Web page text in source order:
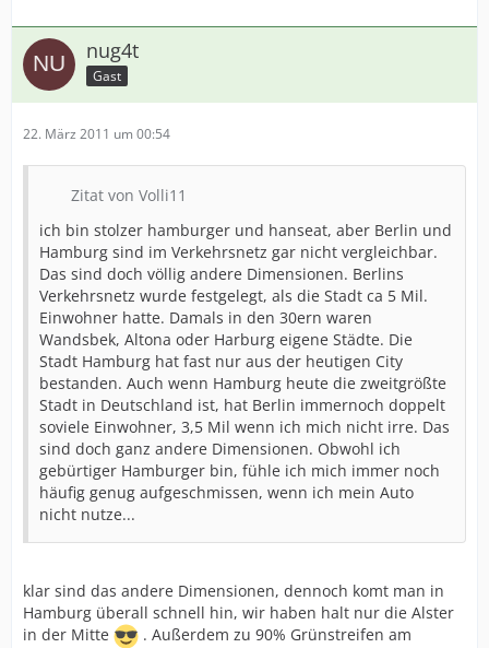
nug4t
Gast
22. März 2011 um 00:54
Zitat von Volli11
ich bin stolzer hamburger und hanseat, aber Berlin und
Hamburg sind im Verkehrsnetz gar nicht vergleichbar.
Das sind doch völlig andere Dimensionen. Berlins
Verkehrsnetz wurde festgelegt, als die Stadt ca 5 Mil.
Einwohner hatte. Damals in den 30ern waren
Wandsbek, Altona oder Harburg eigene Städte. Die
Stadt Hamburg hat fast nur aus der heutigen City
bestanden. Auch wenn Hamburg heute die zweitgrößte
Stadt in Deutschland ist, hat Berlin immernoch doppelt
soviele Einwohner, 3,5 Mil wenn ich mich nicht irre. Das
sind doch ganz andere Dimensionen. Obwohl ich
gebürtiger Hamburger bin, fühle ich mich immer noch
häufig genug aufgeschmissen, wenn ich mein Auto
nicht nutze...
klar sind das andere Dimensionen, dennoch komt man in
Hamburg überall schnell hin, wir haben halt nur die Alster
in der Mitte
. Außerdem zu 90% Grünstreifen am